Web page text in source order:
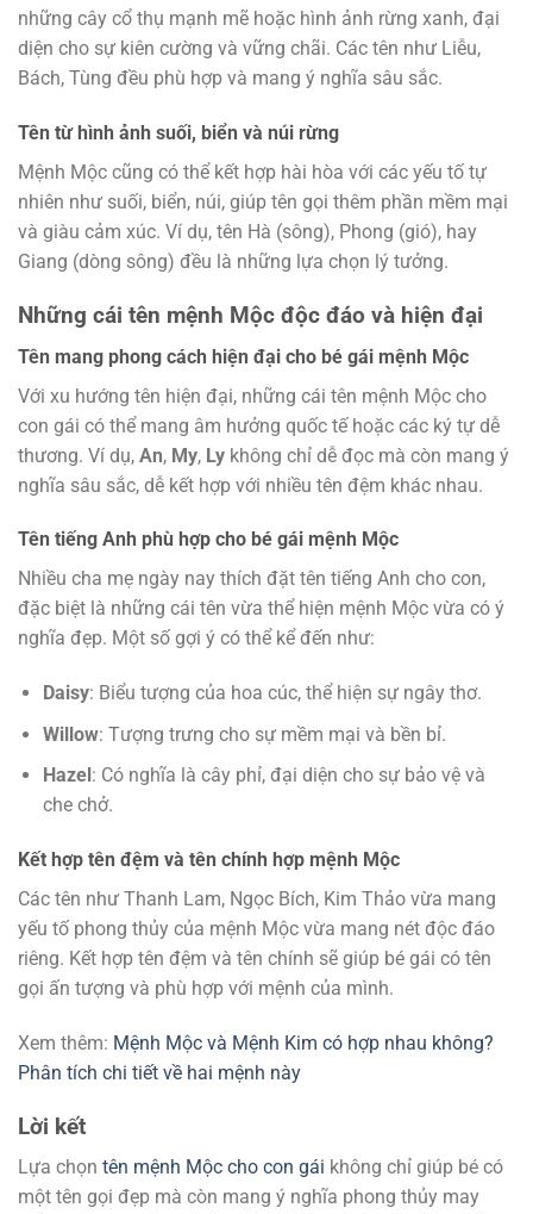
những cây cổ thụ mạnh mẽ hoặc hình ảnh rừng xanh, đại
diện cho sự kiên cường và vững chãi. Các tên như Liễu,
Bách, Tùng đều phù hợp và mang ý nghĩa sâu sắc.
Tên từ hình ảnh suối, biển và núi rừng
Mệnh Mộc cũng có thể kết hợp hài hòa với các yếu tố tự
nhiên như suối, biển, núi, giúp tên gọi thêm phần mềm mại
và giàu cảm xúc. Ví dụ, tên Hà (sông), Phong (gió), hay
Giang (dòng sông) đều là những lựa chọn lý tưởng.
Những cái tên mệnh Mộc độc đáo và hiện đại
Tên mang phong cách hiện đại cho bé gái mệnh Mộc
Với xu hướng tên hiện đại, những cái tên mệnh Mộc cho
con gái có thể mang âm hưởng quốc tế hoặc các ký tự dễ
thương. Ví dụ, An, My, Ly không chỉ dễ đọc mà còn mang ý
nghĩa sâu sắc, dễ kết hợp với nhiều tên đệm khác nhau.
Tên tiếng Anh phù hợp cho bé gái mệnh Mộc
Nhiều cha mẹ ngày nay thích đặt tên tiếng Anh cho con,
đặc biệt là những cái tên vừa thể hiện mệnh Mộc vừa có ý
nghĩa đẹp. Một số gợi ý có thể kể đến như:
Daisy: Biểu tượng của hoa cúc, thể hiện sự ngây thơ.
Willow: Tượng trưng cho sự mềm mại và bền bỉ.
Hazel : Có nghĩa là cây phỉ, đại diện cho sự bảo vệ và
che chở.
Kết hợp tên đệm và tên chính hợp mệnh Mộc
Các tên như Thanh Lam, Ngọc Bích, Kim Thảo vừa mang
yếu tố phong thủy của mệnh Mộc vừa mang nét độc đáo
riêng. Kết hợp tên đệm và tên chính sẽ giúp bé gái có tên
gọi ấn tượng và phù hợp với mệnh của mình.
Xem thêm: Mệnh Mộc và Mệnh Kim có hợp nhau không?
Phân tích chi tiết về hai mệnh này
Lời kết
Lựa chọn tên mệnh Mộc cho con gái không chỉ giúp bé có
một tên gọi đẹp mà còn mang ý nghĩa phong thủy may